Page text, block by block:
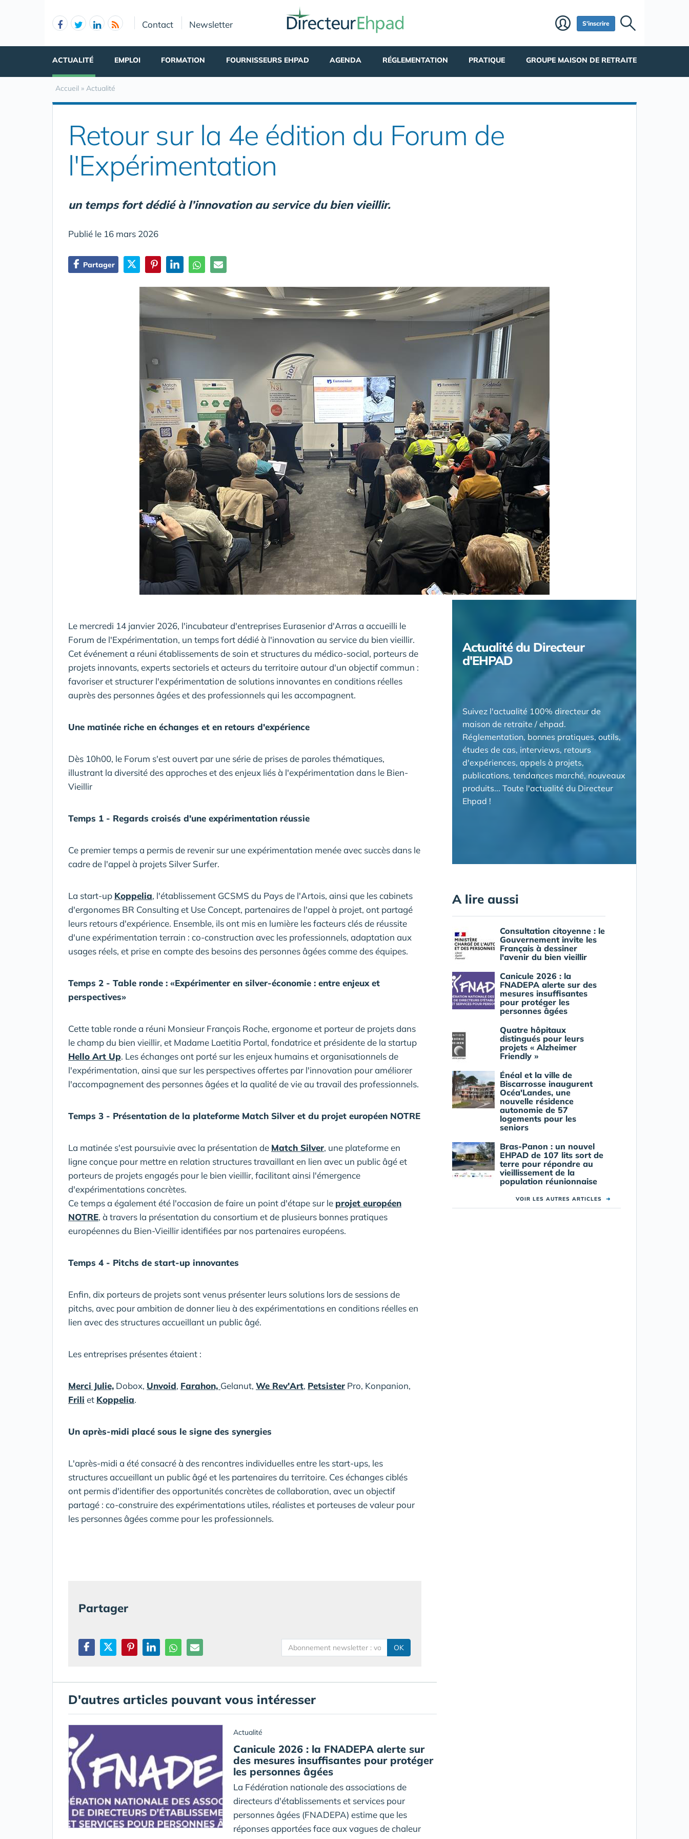
Contact Newsletter S'inscrire
ACTUALITÉ EMPLOI FORMATION FOURNISSEURS EHPAD AGENDA RÉGLEMENTATION PRATIQUE GROUPE MAISON DE RETRAITE
Accueil » Actualité
Retour sur la 4e édition du Forum de
l'Expérimentation
un temps fort dédié à l’innovation au service du bien vieillir.
Publié le 16 mars 2026
Partager
Le mercredi 14 janvier 2026, l'incubateur d'entreprises Eurasenior d'Arras a accueilli le
Forum de l'Expérimentation, un temps fort dédié à l'innovation au service du bien vieillir.
Cet événement a réuni établissements de soin et structures du médico-social, porteurs de
projets innovants, experts sectoriels et acteurs du territoire autour d'un objectif commun :
favoriser et structurer l'expérimentation de solutions innovantes en conditions réelles
auprès des personnes âgées et des professionnels qui les accompagnent.
Une matinée riche en échanges et en retours d'expérience
Dès 10h00, le Forum s'est ouvert par une série de prises de paroles thématiques,
illustrant la diversité des approches et des enjeux liés à l'expérimentation dans le Bien-
Vieillir
Temps 1 - Regards croisés d'une expérimentation réussie
Ce premier temps a permis de revenir sur une expérimentation menée avec succès dans le
cadre de l'appel à projets Silver Surfer.
La start-up Koppelia, l'établissement GCSMS du Pays de l'Artois, ainsi que les cabinets
d'ergonomes BR Consulting et Use Concept, partenaires de l'appel à projet, ont partagé
leurs retours d'expérience. Ensemble, ils ont mis en lumière les facteurs clés de réussite
d'une expérimentation terrain : co-construction avec les professionnels, adaptation aux
usages réels, et prise en compte des besoins des personnes âgées comme des équipes.
Temps 2 - Table ronde : «Expérimenter en silver-économie : entre enjeux et
perspectives»
Cette table ronde a réuni Monsieur François Roche, ergonome et porteur de projets dans
le champ du bien vieillir, et Madame Laetitia Portal, fondatrice et présidente de la startup
Hello Art Up. Les échanges ont porté sur les enjeux humains et organisationnels de
l'expérimentation, ainsi que sur les perspectives offertes par l'innovation pour améliorer
l'accompagnement des personnes âgées et la qualité de vie au travail des professionnels.
Temps 3 - Présentation de la plateforme Match Silver et du projet européen NOTRE
La matinée s'est poursuivie avec la présentation de Match Silver, une plateforme en
ligne conçue pour mettre en relation structures travaillant en lien avec un public âgé et
porteurs de projets engagés pour le bien vieillir, facilitant ainsi l'émergence
d'expérimentations concrètes.
Ce temps a également été l'occasion de faire un point d'étape sur le projet européen
NOTRE, à travers la présentation du consortium et de plusieurs bonnes pratiques
européennes du Bien-Vieillir identifiées par nos partenaires européens.
Temps 4 - Pitchs de start-up innovantes
Enfin, dix porteurs de projets sont venus présenter leurs solutions lors de sessions de
pitchs, avec pour ambition de donner lieu à des expérimentations en conditions réelles en
lien avec des structures accueillant un public âgé.
Les entreprises présentes étaient :
Merci Julie, Dobox, Unvoid, Farahon, Gelanut, We Rev'Art, Petsister Pro, Konpanion,
Frili et Koppelia.
Un après-midi placé sous le signe des synergies
L'après-midi a été consacré à des rencontres individuelles entre les start-ups, les
structures accueillant un public âgé et les partenaires du territoire. Ces échanges ciblés
ont permis d'identifier des opportunités concrètes de collaboration, avec un objectif
partagé : co-construire des expérimentations utiles, réalistes et porteuses de valeur pour
les personnes âgées comme pour les professionnels.
Partager
OK
D'autres articles pouvant vous intéresser
Actualité
Canicule 2026 : la FNADEPA alerte sur
des mesures insuffisantes pour protéger
les personnes âgées
La Fédération nationale des associations de
directeurs d'établissements et services pour
personnes âgées (FNADEPA) estime que les
réponses apportées face aux vagues de chaleur
Actualité du Directeur
d'EHPAD
Suivez l'actualité 100% directeur de
maison de retraite / ehpad.
Réglementation, bonnes pratiques, outils,
études de cas, interviews, retours
d'expériences, appels à projets,
publications, tendances marché, nouveaux
produits... Toute l'actualité du Directeur
Ehpad !
A lire aussi
Consultation citoyenne : le
Gouvernement invite les
Français à dessiner
l'avenir du bien vieillir
Canicule 2026 : la
FNADEPA alerte sur des
mesures insuffisantes
pour protéger les
personnes âgées
Quatre hôpitaux
distingués pour leurs
projets « Alzheimer
Friendly »
Énéal et la ville de
Biscarrosse inaugurent
Océa'Landes, une
nouvelle résidence
autonomie de 57
logements pour les
seniors
Bras-Panon : un nouvel
EHPAD de 107 lits sort de
terre pour répondre au
vieillissement de la
population réunionnaise
VOIR LES AUTRES ARTICLES ➜